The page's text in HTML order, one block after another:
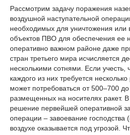
Рассмотрим задачу поражения
воздушной наступательной
необходимых для уничтожения или
объектов ПВО для обеспечения ее
оперативно важном районе даже
стран третьего мира исчисляется
несколькими сотнями. Если учесть,
каждого из них требуется
может потребоваться от 500–700
размещенных на носителях ракет.
решение первейшей оперативной
операции – завоевание господства
воздухе оказывается под угрозой.